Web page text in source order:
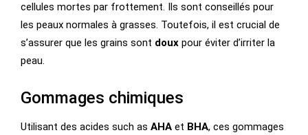
cellules mortes par frottement. Ils sont conseillés pour
les peaux normales à grasses. Toutefois, il est crucial de
s’assurer que les grains sont doux pour éviter d’irriter la
peau.
Gommages chimiques
Utilisant des acides such as AHA et BHA, ces gommages